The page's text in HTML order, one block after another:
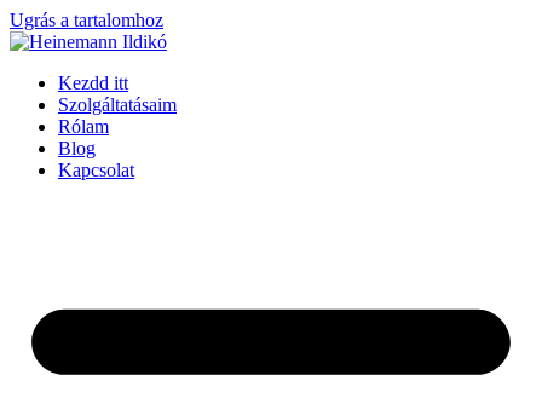
Ugrás a tartalomhoz
Kezdd itt
Szolgáltatásaim
Rólam
Blog
Kapcsolat